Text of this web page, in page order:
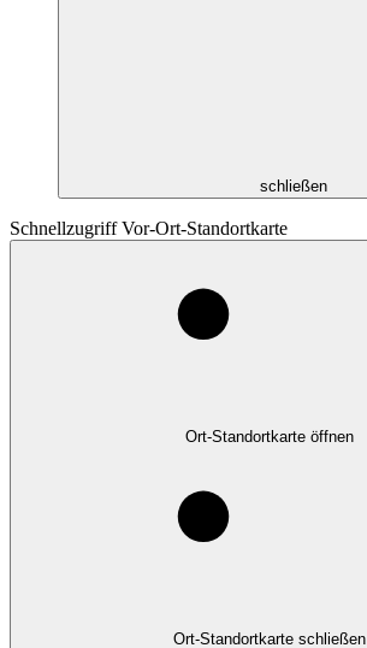
schließen
Schnellzugriff Vor-Ort-Standortkarte
Ort-Standortkarte öffnen
Ort-Standortkarte schließen